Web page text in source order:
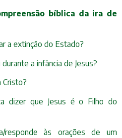
bíblica da ira de
a extinção do Estado?
a infância de Jesus?
Cristo?
dizer que Jesus é o Filho do
responde às orações de um